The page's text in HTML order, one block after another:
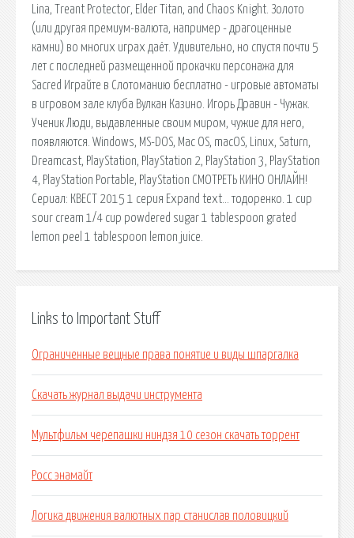
Lina, Treant Protector, Elder Titan, and Chaos Knight. Золото
(или другая премиум-валюта, например - драгоценные
камни) во многих играх даёт. Удивительно, но спустя почти 5
лет с последней размещенной прокачки персонажа для
Sacred Играйте в Слотоманию бесплатно - игровые автоматы
в игровом зале клуба Вулкан Казино. Игорь Дравин - Чужак.
Ученик Люди, выдавленные своим миром, чужие для него,
появляются. Windows, MS-DOS, Mac OS, macOS, Linux, Saturn,
Dreamcast, PlayStation, PlayStation 2, PlayStation 3, PlayStation
4, PlayStation Portable, PlayStation СМОТРЕТЬ КИНО ОНЛАЙН!
Сериал: КВЕСТ 2015 1 серия Expand text… тодоренко. 1 cup
sour cream 1/4 cup powdered sugar 1 tablespoon grated
lemon peel 1 tablespoon lemon juice.
Links to Important Stuff
Ограниченные вещные права понятие и виды шпаргалка
Скачать журнал выдачи инструмента
Мультфильм черепашки ниндзя 10 сезон скачать торрент
Росс энамайт
Логика движения валютных пар станислав половицкий